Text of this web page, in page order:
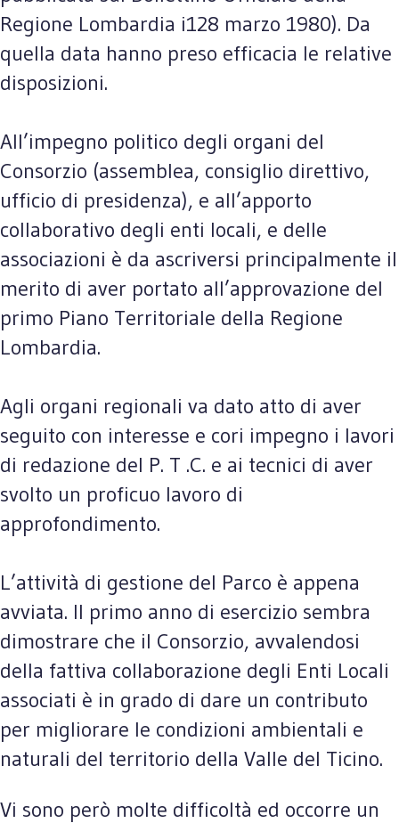
Regione Lombardia i128 marzo 1980). Da
quella data hanno preso efficacia le relative
disposizioni.
All’impegno politico degli organi del
Consorzio (assemblea, consiglio direttivo,
ufficio di presidenza), e all’apporto
collaborativo degli enti locali, e delle
associazioni è da ascriversi principalmente il
merito di aver portato all’approvazione del
primo Piano Territoriale della Regione
Lombardia.
Agli organi regionali va dato atto di aver
seguito con interesse e cori impegno i lavori
di redazione del P. T .C. e ai tecnici di aver
svolto un proficuo lavoro di
approfondimento.
L’attività di gestione del Parco è appena
avviata. Il primo anno di esercizio sembra
dimostrare che il Consorzio, avvalendosi
della fattiva collaborazione degli Enti Locali
associati è in grado di dare un contributo
per migliorare le condizioni ambientali e
naturali del territorio della Valle del Ticino.
Vi sono però molte difficoltà ed occorre un